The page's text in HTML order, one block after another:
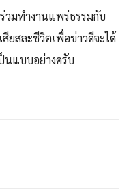
วมทำงานแพร่ธรรมกับ
ยสละชีวิตเพื่อข่าวดีจะได้
นแบบอย่างครับ